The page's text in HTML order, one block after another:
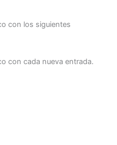
con los siguientes
con cada nueva entrada.